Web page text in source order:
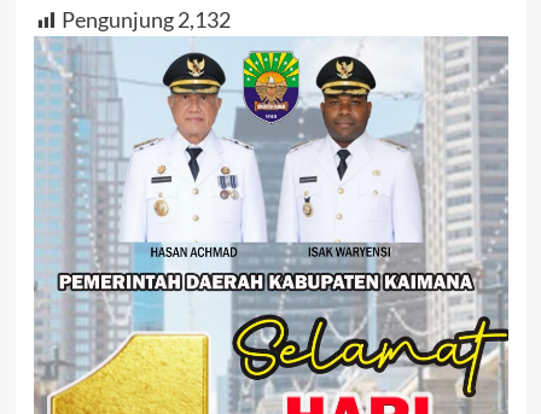
Pengunjung 2,132